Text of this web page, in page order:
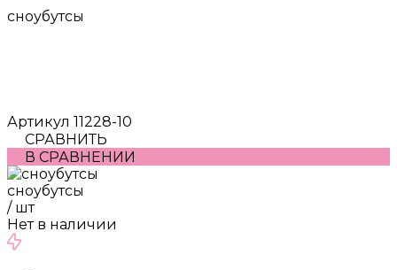
сноубутсы
Артикул 11228-10
СРАВНИТЬ
В СРАВНЕНИИ
сноубутсы
/ шт
Нет в наличии